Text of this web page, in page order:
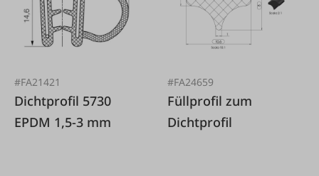
#FA21421
Dichtprofil 5730
EPDM 1,5-3 mm
#FA24659
Füllprofil zum
Dichtprofil